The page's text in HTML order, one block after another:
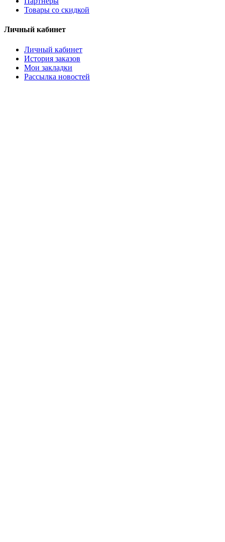
Товары со скидкой
Личный кабинет
Личный кабинет
История заказов
Мои закладки
Рассылка новостей